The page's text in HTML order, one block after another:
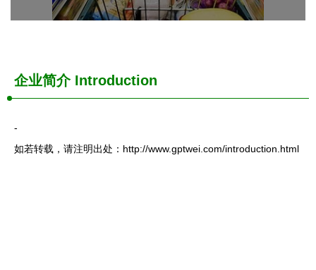
企业简介 Introduction
-
如若转载，请注明出处：http://www.gptwei.com/introduction.html